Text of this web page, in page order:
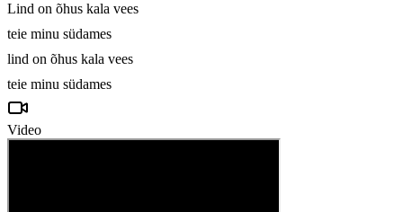
Lind on õhus kala vees
teie minu südames
lind on õhus kala vees
teie minu südames
Video